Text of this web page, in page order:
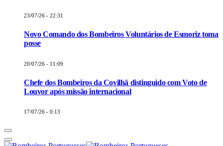
23/07/26 - 22:31
Novo Comando dos Bombeiros Voluntários de Esmoriz toma
posse
20/07/26 - 11:09
Chefe dos Bombeiros da Covilhã distinguido com Voto de
Louvor após missão internacional
17/07/26 - 0:13